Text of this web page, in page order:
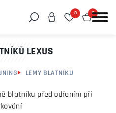
0 0
LEXUS
LEMY BLATNÍKU
blatníku před odřením při
něco najít?